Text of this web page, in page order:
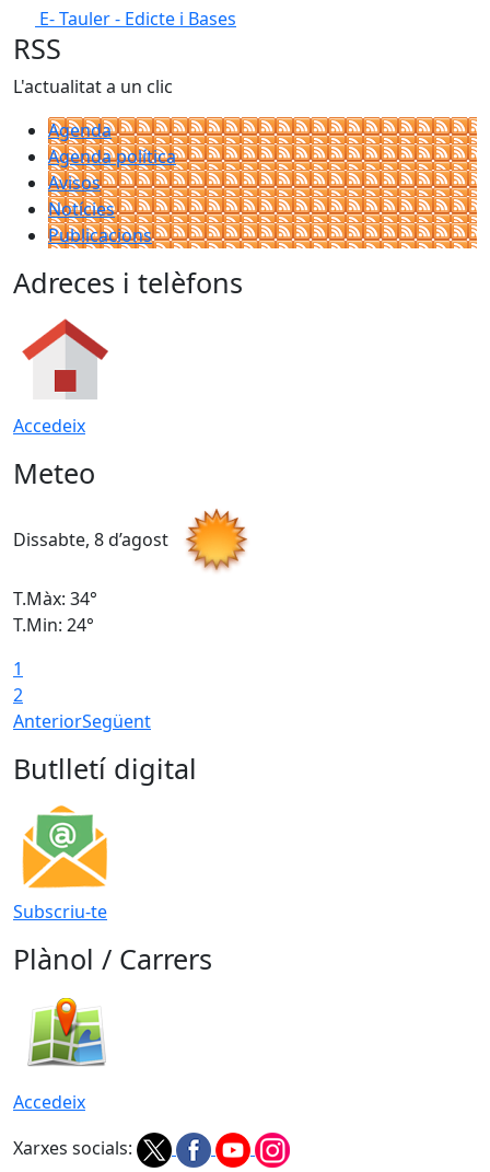
E- Tauler - Edicte i Bases
RSS
L'actualitat a un clic
Agenda
Agenda política
Avisos
Notícies
Publicacions
Adreces i telèfons
Accedeix
Meteo
Dissabte, 8 d’agost
T.Màx: 34°
T.Min: 24°
1
2
AnteriorSegüent
Butlletí digital
Subscriu-te
Plànol / Carrers
Accedeix
Xarxes socials: